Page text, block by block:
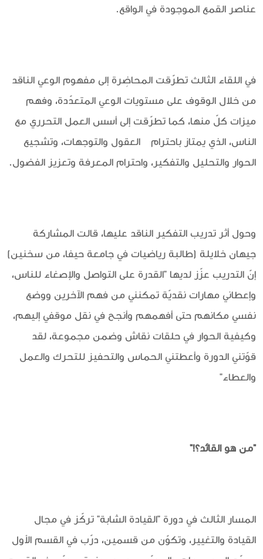
عناصر القمع الموجودة في الواقع.
في اللقاء الثالث تطرّقت المحاضِرة إلى مفهوم الوعي الناقد
من خلال الوقوف على مستويات الوعي المتعدّدة، وفهم
ميزات كلّ منها، كما تطرّقت إلى أسس العمل التحرري مع
الناس، الذي يمتاز باحترام العقول والتوجهات، وتشجيع
الحوار والتحليل والتفكير، واحترام المعرفة وتعزيز الفضول.
وحول أثر تدريب التفكير الناقد عليها، قالت المشاركة
جيهان خلايلة (طالبة رياضيات في جامعة حيفا، من سخنين)
إنّ التدريب عزّز لديها "القدرة على التواصل والإصغاء للناس،
وإعطاني مهارات نقديّة تمكنني من فهم الآخرين ووضع
نفسي مكانهم حتى أفهمهم وأنجح في نقل موقفي إليهم،
وكيفية الحوار في حلقات نقاش وضمن مجموعة، لقد
قوّتني الدورة وأعطتني الحماس والتحفيز للتحرك والعمل
والعطاء"
"من هو القائد؟!"
المسار الثالث في دورة "القيادة الشابة" تركّز في مجال
القيادة والتغيير، وتكوّن من قسمين، درّب في القسم الأول